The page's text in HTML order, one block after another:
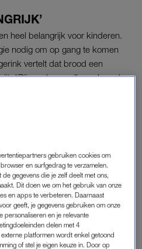
heel belangrijk voor kinderen.
nodig om op gang te komen
vertelt dat brood een
“Bij voorkeur volkorenbrood,
in. Die heb je nodig voor je
op gang.”
suikertaks: 8 x de boosdoeners
is halvarine of margarine uit
De boterham met kaas
voorschotelen. “Wel met 20+ of
zout. Andere opties zijn ei,
gebruiken cookies om
en surfgedrag te verzamelen.
gegevens die je zelf deelt met ons,
Dit doen we om het gebruik van onze
en apps te verbeteren. Daarnaast
geeft, je gegevens gebruiken om onze
personaliseren en je relevante
delen met 4
platformen wordt enkel getoond
of stel je eigen keuze in. Door op